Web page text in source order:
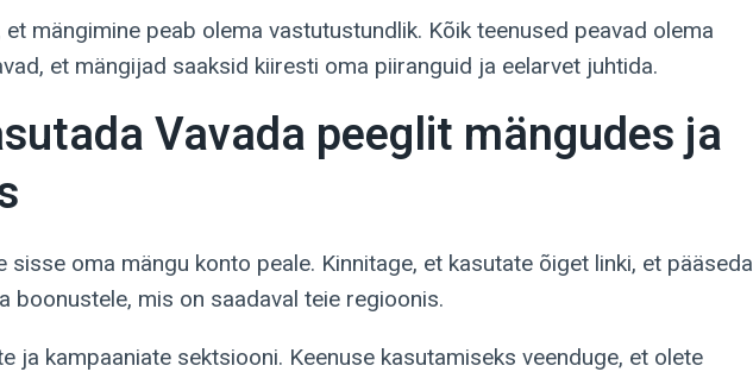
mängimine peab olema vastutustundlik. Kõik teenused peavad olema
et mängijad saaksid kiiresti oma piiranguid ja eelarvet juhtida.
Vavada peeglit mängudes ja
sisse oma mängu konto peale. Kinnitage, et kasutate õiget linki, et pääseda
boonustele, mis on saadaval teie regioonis.
ja kampaaniate sektsiooni. Keenuse kasutamiseks veenduge, et olete